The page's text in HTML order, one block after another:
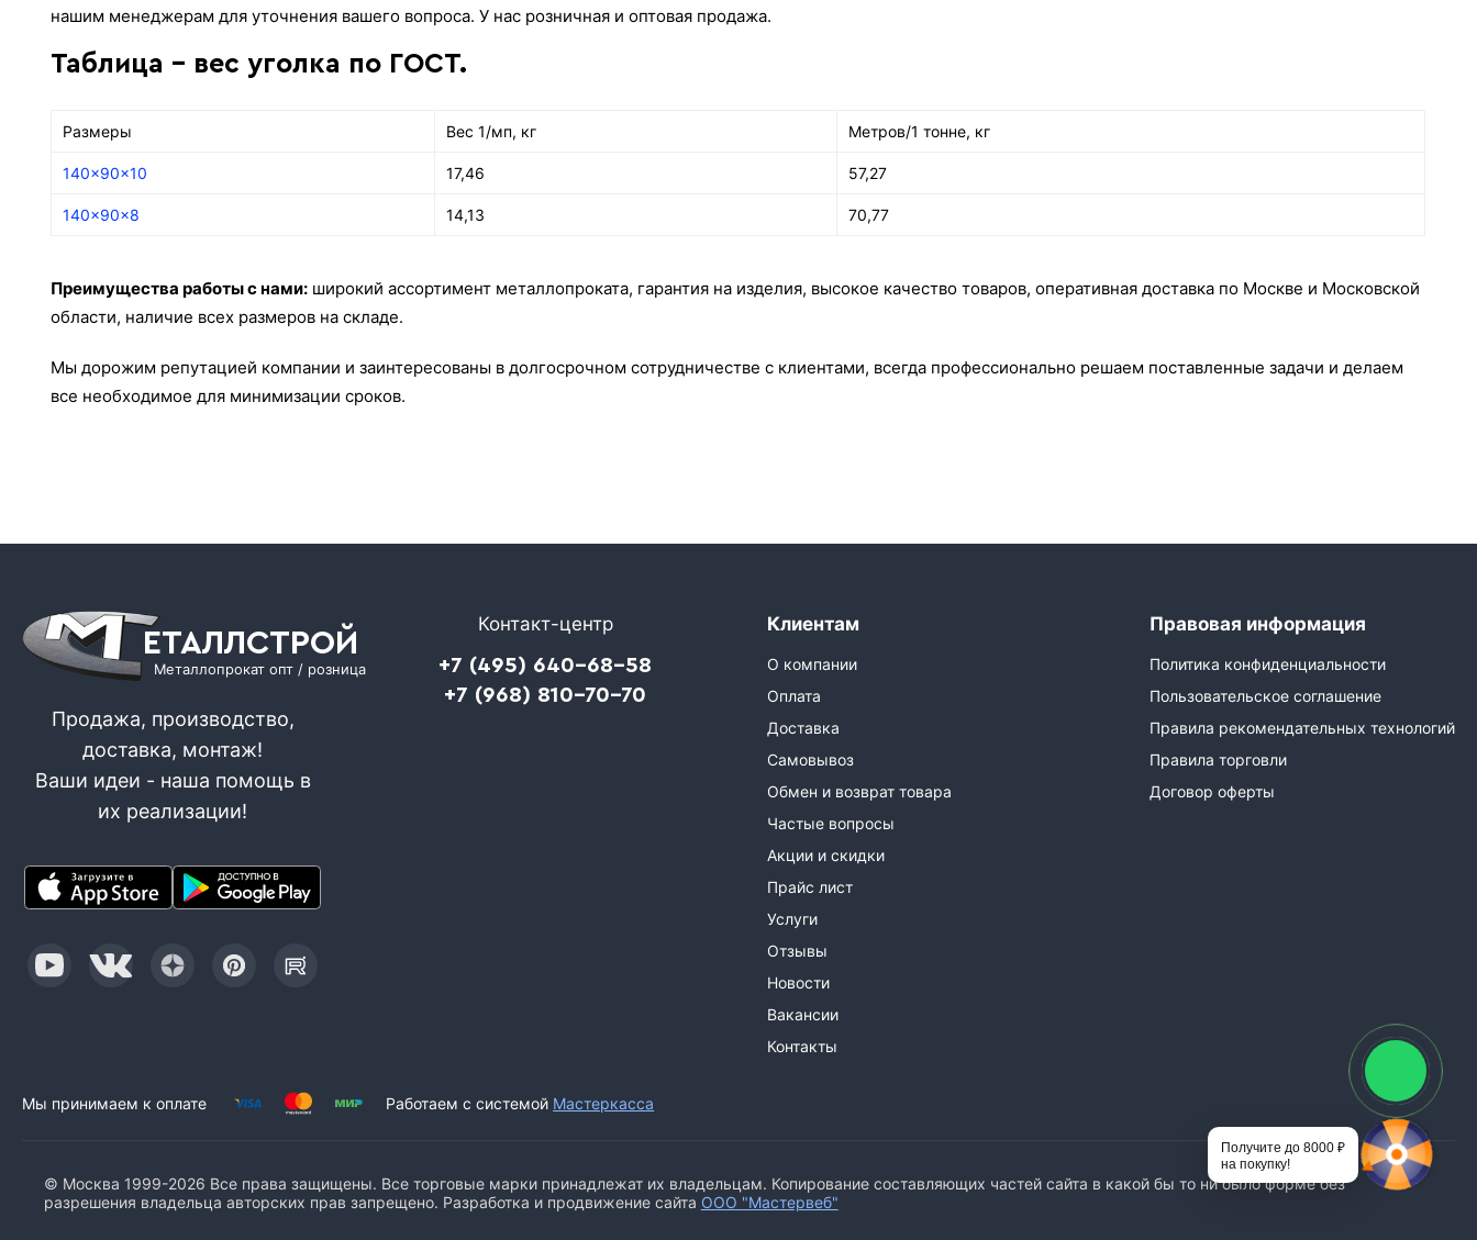
нашим менеджерам для уточнения вашего вопроса. У нас розничная и оптовая продажа.
Таблица - вес уголка по ГОСТ.
Размеры Вес 1/мп, кг Метров/1 тонне, кг
140x90x10 17,46 57,27
140x90x8 14,13 70,77
Преимущества работы с нами: широкий ассортимент металлопроката, гарантия на изделия, высокое качество товаров, оперативная доставка по Москве и Московской
области, наличие всех размеров на складе.
Мы дорожим репутацией компании и заинтересованы в долгосрочном сотрудничестве с клиентами, всегда профессионально решаем поставленные задачи и делаем
все необходимое для минимизации сроков.
ЕТАЛЛСТРОЙ
Металлопрокат опт / розница
Продажа, производство,
доставка, монтаж!
Ваши идеи - наша помощь в
их реализации!
Контакт-центр
+7 (495) 640-68-58
+7 (968) 810-70-70
Клиентам
О компании
Оплата
Доставка
Самовывоз
Обмен и возврат товара
Частые вопросы
Акции и скидки
Прайс лист
Услуги
Отзывы
Новости
Вакансии
Контакты
Правовая информация
Политика конфиденциальности
Пользовательское соглашение
Правила рекомендательных технологий
Правила торговли
Договор оферты
Мы принимаем к оплате Работаем с системой Мастеркасса
© Москва 1999-2026 Все права защищены. Все торговые марки принадлежат их владельцам. Копирование составляющих частей сайта в какой бы то ни было форме без
разрешения владельца авторских прав запрещено. Разработка и продвижение сайта ООО "Мастервеб"
Получите до 8000 ₽
на покупку!